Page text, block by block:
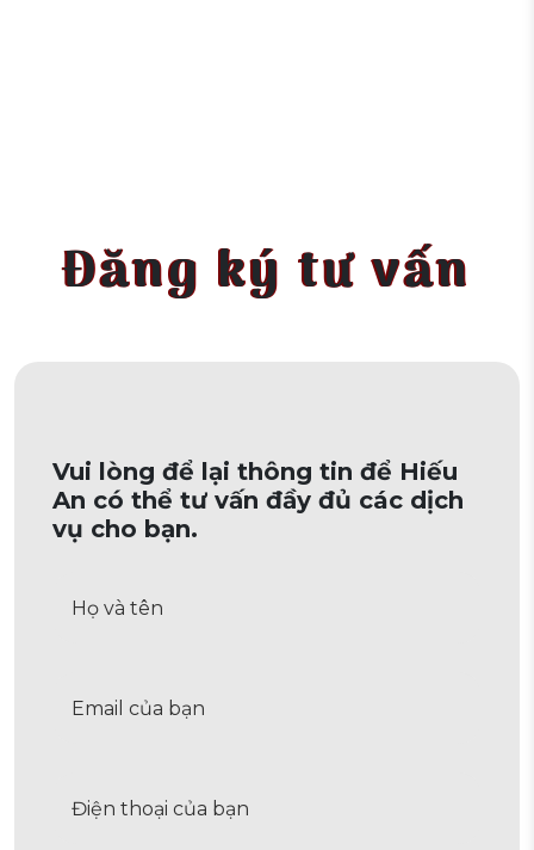
Đăng ký tư vấn
Vui lòng để lại thông tin để Hiếu
An có thể tư vấn đầy đủ các dịch
vụ cho bạn.